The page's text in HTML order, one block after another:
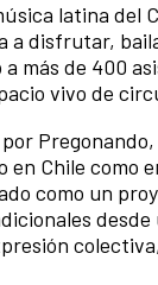
latina del
disfrutar,
más de 400
vivo de
en Chile como
como un
desde